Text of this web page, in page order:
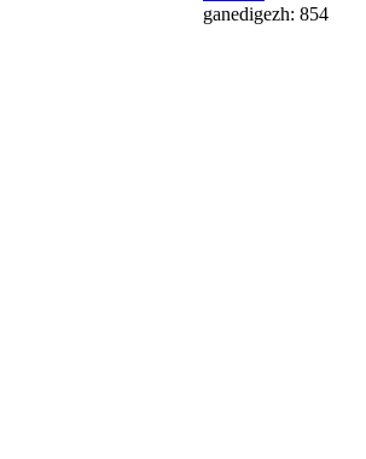
ganedigezh: 854